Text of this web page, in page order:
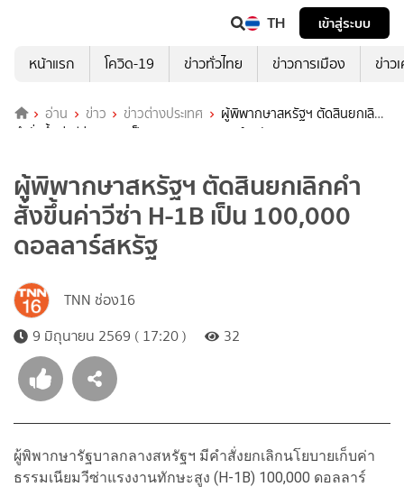
TH
เข้าสู่ระบบ
หน้าแรก
โควิด-19 ข่าวทั่วไทย ข่าวการเมือง ข่าว
อ่าน ข่าว ข่าวต่างประเทศ
ผู้พิพากษาสหรัฐฯ ตัดสินยกเลิก
คำสั่งขึ้นค่าวีซ่า H-1B เป็น 100,000 ดอลลาร์สหรัฐ
ผู้พิพากษาสหรัฐฯ ตัดสินยกเลิกคำ
สั่งขึ้นค่าวีซ่า H-1B เป็น 100,000
ดอลลาร์สหรัฐ
TNN ช่อง16
9 มิถุนายน 2569 ( 17:20 )
32
ผู้พิพากษารัฐบาลกลางสหรัฐฯ มีคำสั่งยกเลิกนโยบายเก็บค่า
ธรรมเนียมวีซ่าแรงงานทักษะสูง (H-1B) 100,000 ดอลลาร์